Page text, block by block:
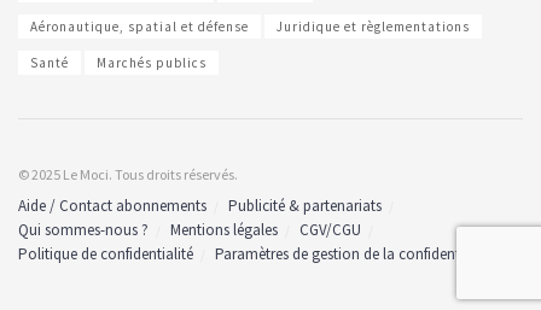
Aéronautique, spatial et défense Juridique et règlementations
Santé Marchés publics
© 2025 Le Moci. Tous droits réservés.
Aide / Contact abonnements
Publicité & partenariats
Qui sommes-nous ?
Mentions légales
CGV/CGU
Politique de confidentialité
Paramètres de gestion de la confidentialité